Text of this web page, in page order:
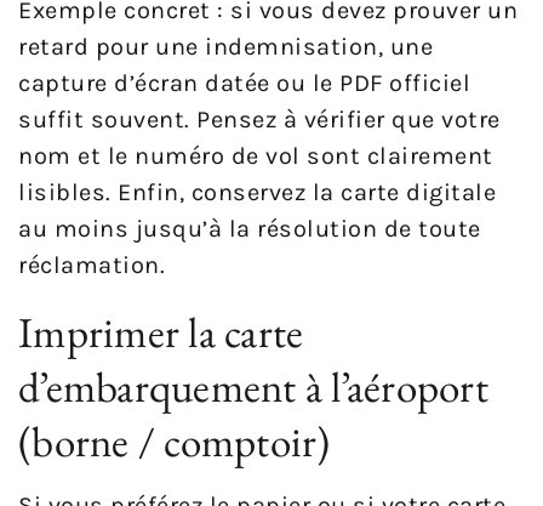
Exemple concret : si vous devez prouver un
retard pour une indemnisation, une
capture d’écran datée ou le PDF officiel
suffit souvent. Pensez à vérifier que votre
nom et le numéro de vol sont clairement
lisibles. Enfin, conservez la carte digitale
au moins jusqu’à la résolution de toute
réclamation.
Imprimer la carte
d’embarquement à l’aéroport
(borne / comptoir)